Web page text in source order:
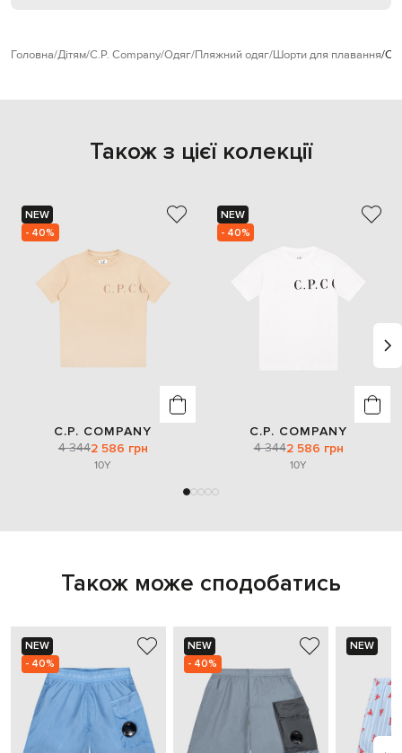
Головна Дітям C.P. Company Одяг Пляжний одяг Шорти для плавання
Також з цієї колекції
NEW
- 40%
C.P. COMPANY
4 3442 586 грн
10Y
NEW
- 40%
C.P. COMPANY
4 3442 586 грн
10Y
Також може сподобатись
NEW
- 40%
NEW
- 40%
NEW